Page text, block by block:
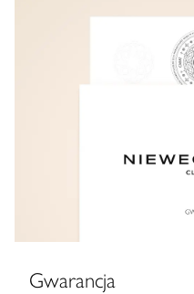
Gwarancja